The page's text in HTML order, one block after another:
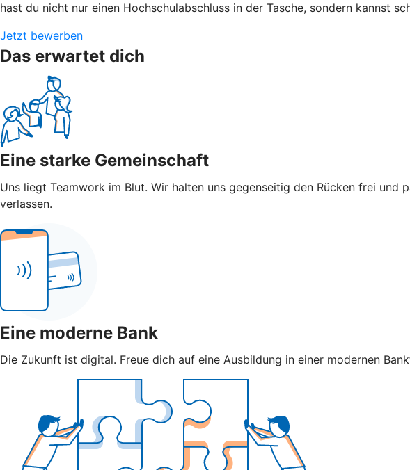
hast du nicht nur einen Hochschulabschluss in der Tasche, sondern kannst
Jetzt bewerben
Das erwartet dich
Eine starke Gemeinschaft
Uns liegt Teamwork im Blut. Wir halten uns gegenseitig den Rücken frei
verlassen.
Eine moderne Bank
Die Zukunft ist digital. Freue dich auf eine Ausbildung in einer modernen